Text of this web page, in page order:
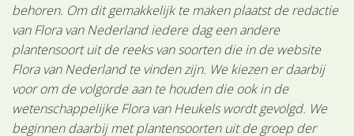
behoren. Om dit gemakkelijk te maken plaatst de redactie
van Flora van Nederland iedere dag een andere
plantensoort uit de reeks van soorten die in de website
Flora van Nederland te vinden zijn. We kiezen er daarbij
voor om de volgorde aan te houden die ook in de
wetenschappelijke Flora van Heukels wordt gevolgd. We
beginnen daarbij met plantensoorten uit de groep der